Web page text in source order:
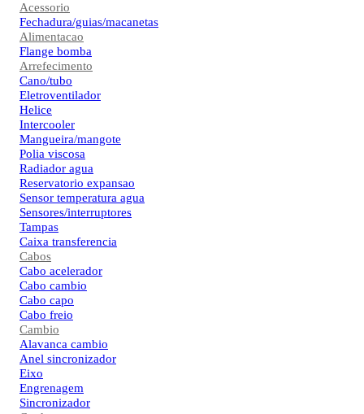
Acessorio
Fechadura/guias/macanetas
Alimentacao
Flange bomba
Arrefecimento
Cano/tubo
Eletroventilador
Helice
Intercooler
Mangueira/mangote
Polia viscosa
Radiador agua
Reservatorio expansao
Sensor temperatura agua
Sensores/interruptores
Tampas
Caixa transferencia
Cabos
Cabo acelerador
Cabo cambio
Cabo capo
Cabo freio
Cambio
Alavanca cambio
Anel sincronizador
Eixo
Engrenagem
Sincronizador